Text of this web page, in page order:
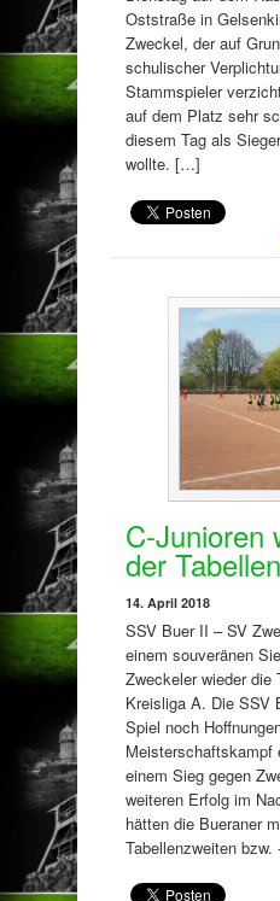
Oststraße in
Zweckel, der auf
schulischer
Stammspieler
auf dem Platz sehr
diesem Tag als
wollte. […]
C-Junioren
der
14. April 2018
SSV Buer II – SV
einem souveränen
Zweckeler wieder die
Kreisliga A. Die SSV
Spiel noch
Meisterschaftskampf
einem Sieg gegen
weiteren Erfolg im
hätten die Bueraner
Tabellenzweiten